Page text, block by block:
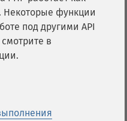
Некоторые функции
под другими API
в